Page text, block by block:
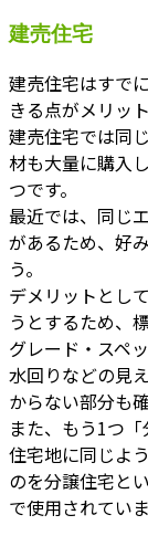
建売住宅
建売住宅はすで
きる点がメリット
建売住宅では同
材も大量に購入
つです。
最近では、同じ
があるため、好
う。
デメリットとし
うとするため、
グレード・スペ
水回りなどの見
からない部分も
また、もう1つ「
住宅地に同じよ
のを分譲住宅と
で使用されていま